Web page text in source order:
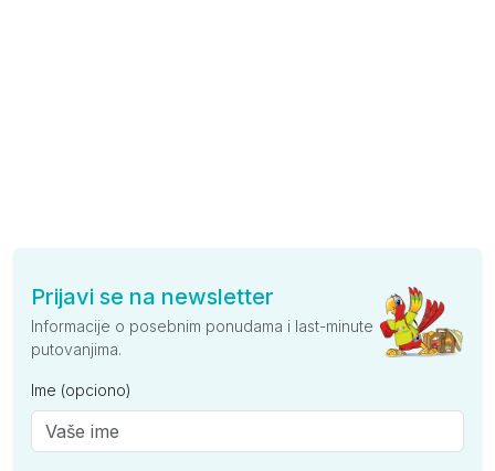
Prijavi se na newsletter
Informacije o posebnim ponudama i last-minute
putovanjima.
Ime (opciono)